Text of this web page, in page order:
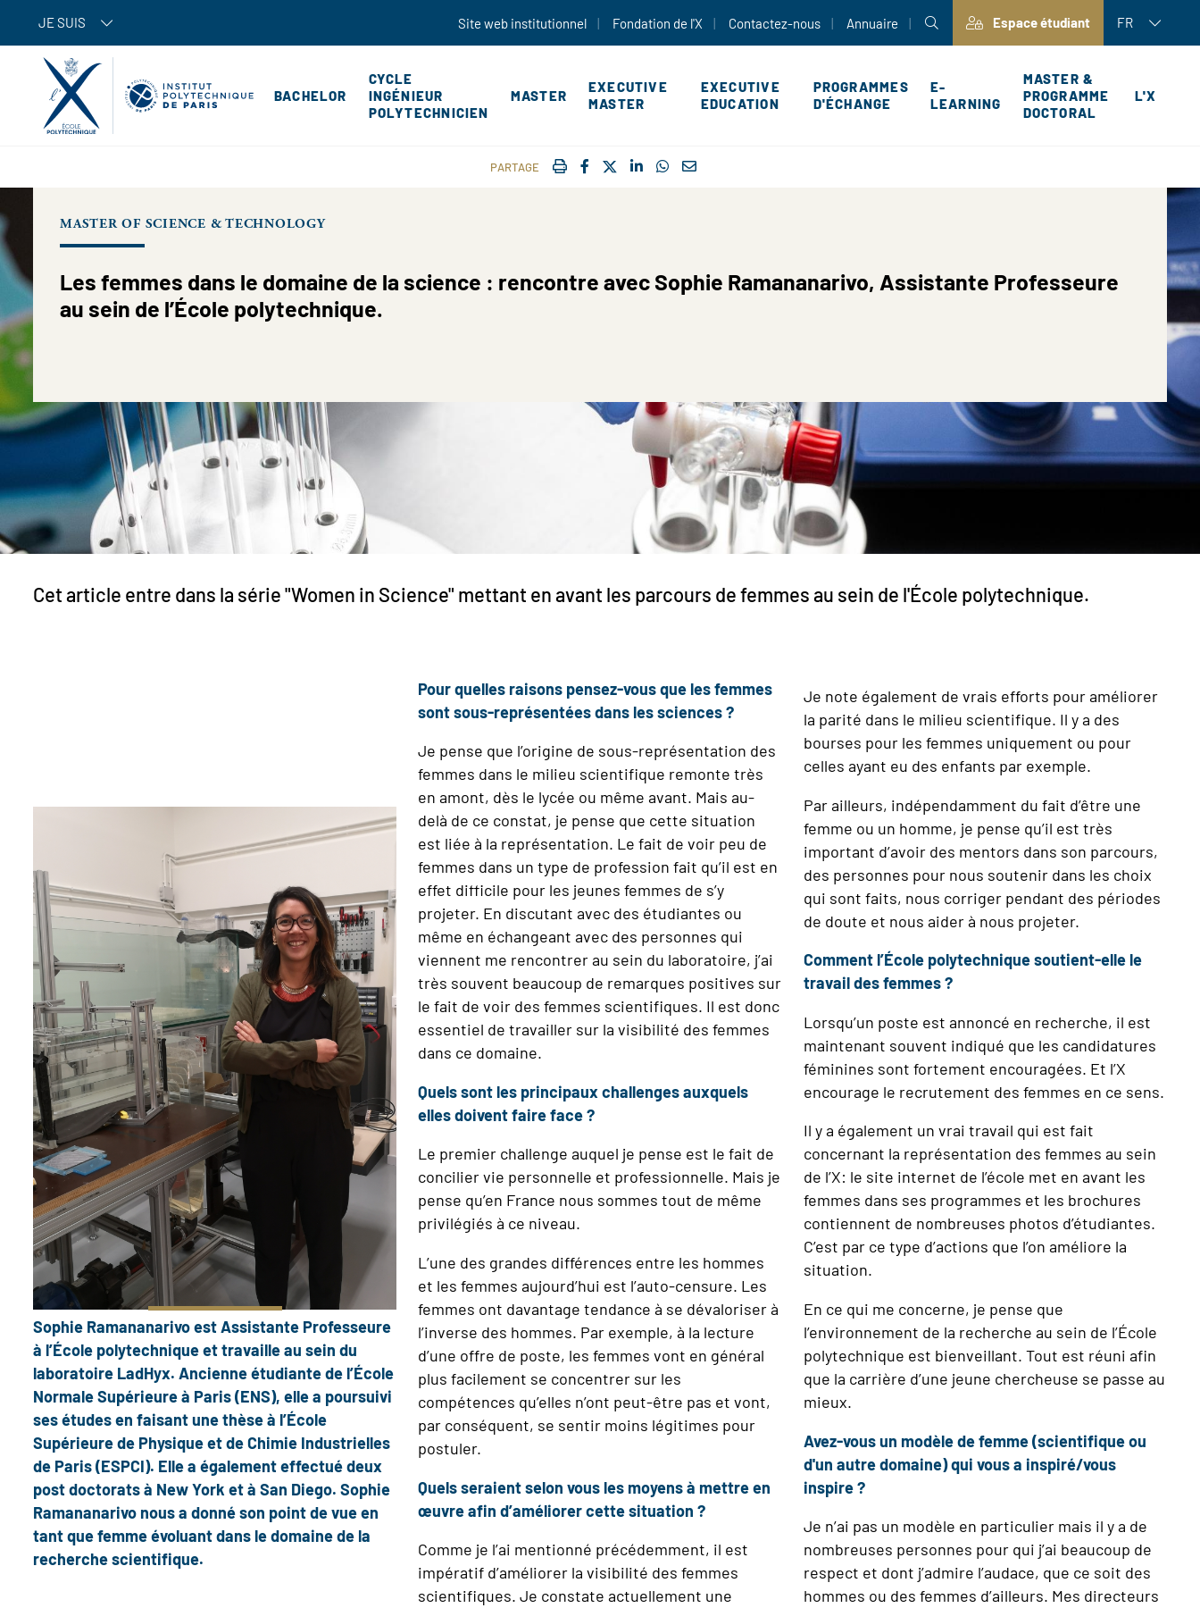
Aller au contenu principal
JE SUIS Site web institutionnel Fondation de l'X Contactez-nous Annuaire Espace étudiant FR
BACHELOR
CYCLE
INGÉNIEUR
POLYTECHNICIEN
MASTER
EXECUTIVE
MASTER
EXECUTIVE
EDUCATION
PROGRAMMES
D'ÉCHANGE
E-
LEARNING
MASTER &
PROGRAMME
DOCTORAL
L'X
PARTAGE IMPRIMERFACEBOOK
TWITTER
SHARE ON LINKEDIN
SHARE ON WHATSAPP
COURRIEL
MASTER OF SCIENCE & TECHNOLOGY
Les femmes dans le domaine de la science : rencontre avec Sophie Ramananarivo, Assistante Professeure
au sein de l’École polytechnique.
Cet article entre dans la série "Women in Science" mettant en avant les parcours de femmes au sein de l'École polytechnique.
Sophie Ramananarivo est Assistante Professeure
à l’École polytechnique et travaille au sein du
laboratoire LadHyx. Ancienne étudiante de l’École
Normale Supérieure à Paris (ENS), elle a poursuivi
ses études en faisant une thèse à l’École
Supérieure de Physique et de Chimie Industrielles
de Paris (ESPCI). Elle a également effectué deux
post doctorats à New York et à San Diego. Sophie
Ramananarivo nous a donné son point de vue en
tant que femme évoluant dans le domaine de la
recherche scientifique.
Pour quelles raisons pensez-vous que les femmes
sont sous-représentées dans les sciences ?
Je pense que l’origine de sous-représentation des
femmes dans le milieu scientifique remonte très
en amont, dès le lycée ou même avant. Mais au-
delà de ce constat, je pense que cette situation
est liée à la représentation. Le fait de voir peu de
femmes dans un type de profession fait qu’il est en
effet difficile pour les jeunes femmes de s’y
projeter. En discutant avec des étudiantes ou
même en échangeant avec des personnes qui
viennent me rencontrer au sein du laboratoire, j’ai
très souvent beaucoup de remarques positives sur
le fait de voir des femmes scientifiques. Il est donc
essentiel de travailler sur la visibilité des femmes
dans ce domaine.
Quels sont les principaux challenges auxquels
elles doivent faire face ?
Le premier challenge auquel je pense est le fait de
concilier vie personnelle et professionnelle. Mais je
pense qu’en France nous sommes tout de même
privilégiés à ce niveau.
L’une des grandes différences entre les hommes
et les femmes aujourd’hui est l’auto-censure. Les
femmes ont davantage tendance à se dévaloriser à
l’inverse des hommes. Par exemple, à la lecture
d’une offre de poste, les femmes vont en général
plus facilement se concentrer sur les
compétences qu’elles n’ont peut-être pas et vont,
par conséquent, se sentir moins légitimes pour
postuler.
Quels seraient selon vous les moyens à mettre en
œuvre afin d’améliorer cette situation ?
Comme je l’ai mentionné précédemment, il est
impératif d’améliorer la visibilité des femmes
scientifiques. Je constate actuellement une
Je note également de vrais efforts pour améliorer
la parité dans le milieu scientifique. Il y a des
bourses pour les femmes uniquement ou pour
celles ayant eu des enfants par exemple.
Par ailleurs, indépendamment du fait d’être une
femme ou un homme, je pense qu’il est très
important d’avoir des mentors dans son parcours,
des personnes pour nous soutenir dans les choix
qui sont faits, nous corriger pendant des périodes
de doute et nous aider à nous projeter.
Comment l’École polytechnique soutient-elle le
travail des femmes ?
Lorsqu’un poste est annoncé en recherche, il est
maintenant souvent indiqué que les candidatures
féminines sont fortement encouragées. Et l’X
encourage le recrutement des femmes en ce sens.
Il y a également un vrai travail qui est fait
concernant la représentation des femmes au sein
de l’X: le site internet de l’école met en avant les
femmes dans ses programmes et les brochures
contiennent de nombreuses photos d’étudiantes.
C’est par ce type d’actions que l’on améliore la
situation.
En ce qui me concerne, je pense que
l’environnement de la recherche au sein de l’École
polytechnique est bienveillant. Tout est réuni afin
que la carrière d’une jeune chercheuse se passe au
mieux.
Avez-vous un modèle de femme (scientifique ou
d'un autre domaine) qui vous a inspiré/vous
inspire ?
Je n’ai pas un modèle en particulier mais il y a de
nombreuses personnes pour qui j’ai beaucoup de
respect et dont j’admire l’audace, que ce soit des
hommes ou des femmes d’ailleurs. Mes directeurs